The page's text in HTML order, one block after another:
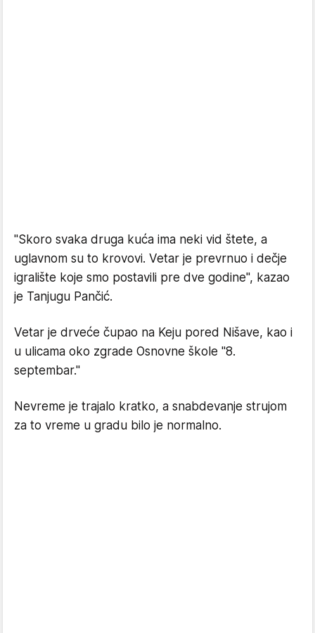
"Skoro svaka druga kuća ima neki vid štete, a
uglavnom su to krovovi. Vetar je prevrnuo i dečje
igralište koje smo postavili pre dve godine", kazao
je Tanjugu Pančić.
Vetar je drveće čupao na Keju pored Nišave, kao i
u ulicama oko zgrade Osnovne škole "8.
septembar."
Nevreme je trajalo kratko, a snabdevanje strujom
za to vreme u gradu bilo je normalno.